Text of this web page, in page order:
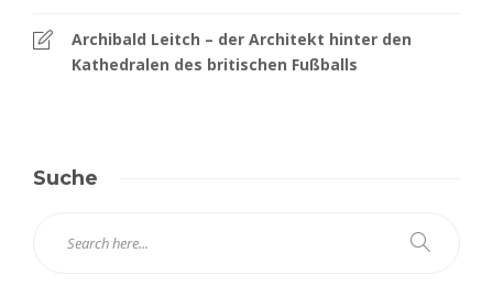
Archibald Leitch – der Architekt hinter den
Kathedralen des britischen Fußballs
Suche